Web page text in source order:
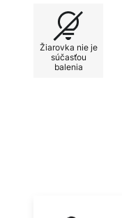
rovnomerné
pomocou
relaxačné
estetického
Žiarovka nie je
súčasťou
balenia